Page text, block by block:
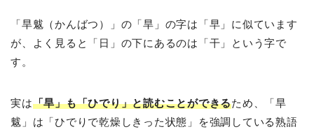
「旱魃（かんばつ）」の「旱」の字は「早」に似ています
が、よく見ると「日」の下にあるのは「干」という字で
す。
実は「旱」も「ひでり」と読むことができるため、「旱
魃」は「ひでりで乾燥しきった状態」を強調している熟語